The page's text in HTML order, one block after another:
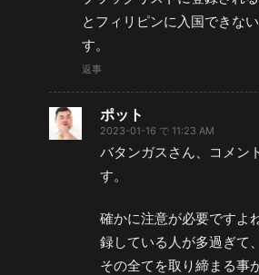
とフィリピンに入国できな
す。
返事
ポット
2023-01-16 で 11:23 AM
バタンガスさん、コメン
す。
確かに注意が必要ですよ
録している人が多過ぎて、
その全てを取り締まる事